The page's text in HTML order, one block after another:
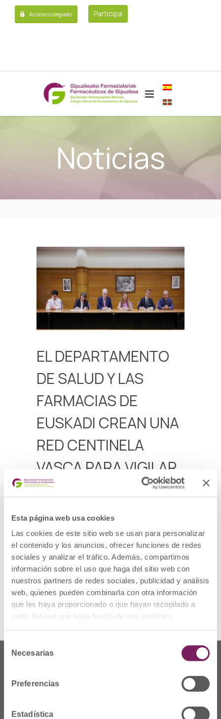
Esta página web usa cookies
Las cookies de este sitio web se usan para personalizar
el contenido y los anuncios, ofrecer funciones de redes
sociales y analizar el tráfico. Además, compartimos
información sobre el uso que haga del sitio web con
nuestros partners de redes sociales, publicidad y análisis
web, quienes pueden combinarla con otra información
que les haya proporcionado o que hayan recopilado a
partir del uso que haya hecho de sus servicios.
Selección
Necesarias
Preferencias
Estadística
Acceso colegiado Participa
Noticias
EL DEPARTAMENTO
DE SALUD Y LAS
FARMACIAS DE
EUSKADI CREAN UNA
RED CENTINELA
VASCA PARA VIGILAR
LA SEGURIDAD DE
LOS MEDICAMENTOS
Hoy han firmado el convenio para su puesta
en marcha, además de otro acuerdo que
permitirá implantar en las farmacias un
programa de mejora de la adherencia y el
uso de inhaladores en personas con asma y
EPOC.
Más información